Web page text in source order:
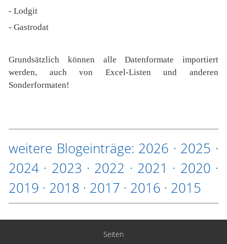
- Lodgit
- Gastrodat
Grundsätzlich können alle Datenformate importiert
werden, auch von Excel-Listen und anderen
Sonderformaten!
weitere Blogeinträge: 2026 · 2025 ·
2024 · 2023 · 2022 · 2021 · 2020 ·
2019 · 2018 · 2017 · 2016 · 2015
Seiten